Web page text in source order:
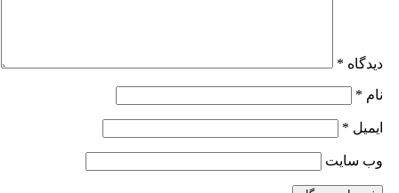
*
*
*
سایت